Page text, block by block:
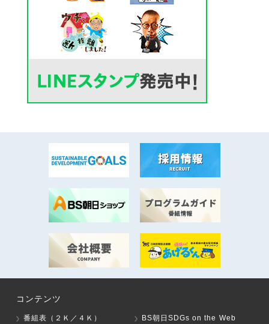
コンテンツ
番組表（２Ｋ／４Ｋ）
BS朝日SDGs on the Web